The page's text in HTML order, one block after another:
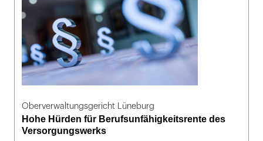
Oberverwaltungsgericht Lüneburg
Hohe Hürden für Berufsunfähigkeitsrente des
Versorgungswerks